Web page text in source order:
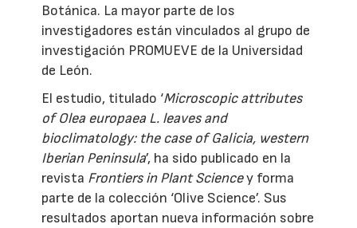
Botánica. La mayor parte de los
investigadores están vinculados al grupo de
investigación PROMUEVE de la Universidad
de León.
El estudio, titulado ‘Microscopic attributes
of Olea europaea L. leaves and
bioclimatology: the case of Galicia, western
Iberian Peninsula’, ha sido publicado en la
revista Frontiers in Plant Sciencey forma
parte de la colección ‘Olive Science’. Sus
resultados aportan nueva información sobre